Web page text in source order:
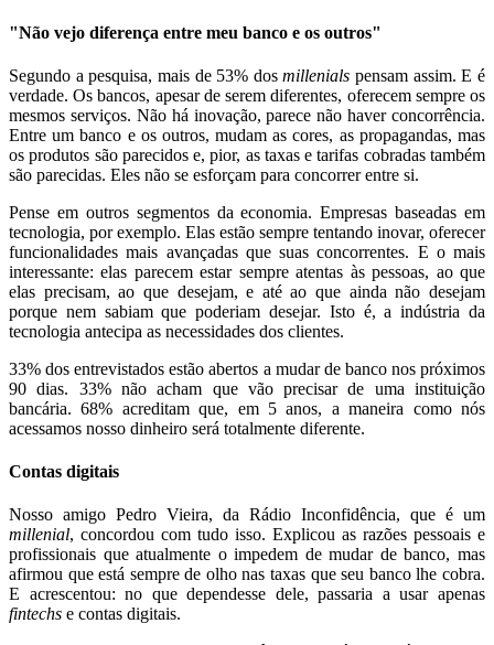
"Não vejo diferença entre meu banco e os outros"
Segundo a pesquisa, mais de 53% dosmillenials pensam assim. E é
verdade. Os bancos, apesar de serem diferentes, oferecem sempre os
mesmos serviços. Não há inovação, parece não haver concorrência.
Entre um banco e os outros, mudam as cores, as propagandas, mas
os produtos são parecidos e, pior, as taxas e tarifas cobradas também
são parecidas. Eles não se esforçam para concorrer entre si.
Pense em outros segmentos da economia. Empresas baseadas em
tecnologia, por exemplo. Elas estão sempre tentando inovar, oferecer
funcionalidades mais avançadas que suas concorrentes. E o mais
interessante: elas parecem estar sempre atentas às pessoas, ao que
elas precisam, ao que desejam, e até ao que ainda não desejam
porque nem sabiam que poderiam desejar. Isto é, a indústria da
tecnologia antecipa as necessidades dos clientes.
33% dos entrevistados estão abertos a mudar de banco nos próximos
90 dias. 33% não acham que vão precisar de uma instituição
bancária. 68% acreditam que, em 5 anos, a maneira como nós
acessamos nosso dinheiro será totalmente diferente.
Contas digitais
Nosso amigo Pedro Vieira, da Rádio Inconfidência, que é um
millenial, concordou com tudo isso. Explicou as razões pessoais e
profissionais que atualmente o impedem de mudar de banco, mas
afirmou que está sempre de olho nas taxas que seu banco lhe cobra.
E acrescentou: no que dependesse dele, passaria a usar apenas
fintechs e contas digitais.